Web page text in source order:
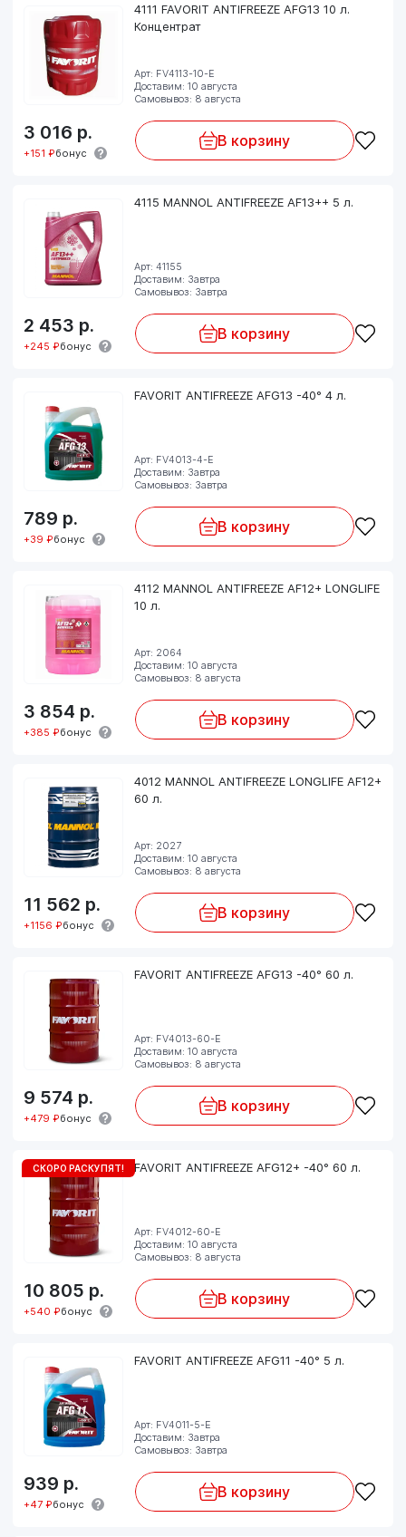
4111 FAVORIT ANTIFREEZE AFG13 10 л.
Концентрат
Арт: FV4113-10-E
Доставим: 10 августа
Самовывоз: 8 августа
3 016 р.
+151 ₽бонус
В корзину
4115 MANNOL ANTIFREEZE AF13++ 5 л.
Арт: 41155
Доставим: Завтра
Самовывоз: Завтра
2 453 р.
+245 ₽бонус
В корзину
FAVORIT ANTIFREEZE AFG13 -40° 4 л.
Арт: FV4013-4-E
Доставим: Завтра
Самовывоз: Завтра
789 р.
+39 ₽бонус
В корзину
4112 MANNOL ANTIFREEZE AF12+ LONGLIFE
10 л.
Арт: 2064
Доставим: 10 августа
Самовывоз: 8 августа
3 854 р.
+385 ₽бонус
В корзину
4012 MANNOL ANTIFREEZE LONGLIFE AF12+
60 л.
Арт: 2027
Доставим: 10 августа
Самовывоз: 8 августа
11 562 р.
+1156 ₽бонус
В корзину
FAVORIT ANTIFREEZE AFG13 -40° 60 л.
Арт: FV4013-60-E
Доставим: 10 августа
Самовывоз: 8 августа
9 574 р.
+479 ₽бонус
В корзину
FAVORIT ANTIFREEZE AFG12+ -40° 60 л.
Арт: FV4012-60-E
Доставим: 10 августа
Самовывоз: 8 августа
10 805 р.
+540 ₽бонус
В корзину
СКОРО РАСКУПЯТ!
FAVORIT ANTIFREEZE AFG11 -40° 5 л.
Арт: FV4011-5-E
Доставим: Завтра
Самовывоз: Завтра
939 р.
+47 ₽бонус
В корзину